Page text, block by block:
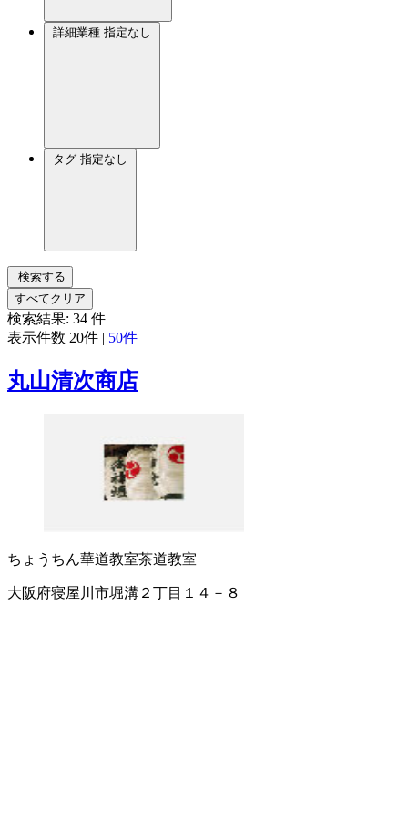
詳細業種 指定なし
タグ 指定なし
検索する
すべてクリア
検索結果: 34 件
表示件数 20件 | 50件
丸山清次商店
ちょうちん華道教室茶道教室
大阪府寝屋川市堀溝２丁目１４－８